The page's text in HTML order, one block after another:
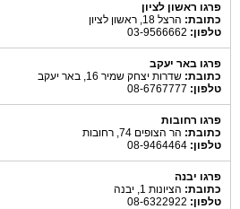
פרגו ראשון לציון
כתובת: הרצל 18, ראשון לציון
טלפון:
פרגו באר יעקב
כתובת: שדרות יצחק שמיר 16, באר יעקב
טלפון:
פרגו רחובות
כתובת: הר הצופים 74, רחובות
טלפון:
פרגו יבנה
כתובת: הציונות 1, יבנה
טלפון: